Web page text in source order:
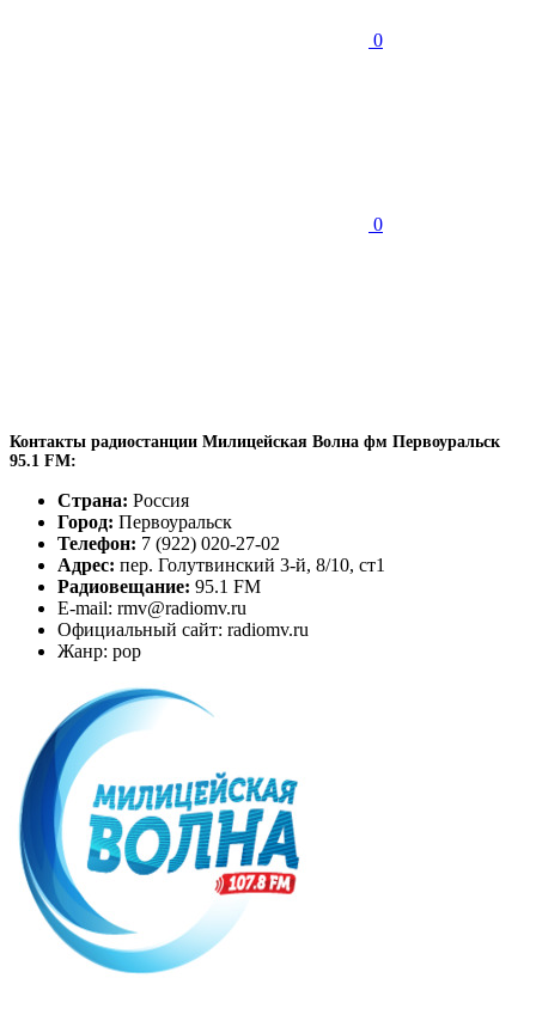
0
0
Контакты радиостанции Милицейская Волна фм Первоуральск
95.1 FM:
Страна: Россия
Город: Первоуральск
Телефон: 7 (922) 020-27-02
Адрес: пер. Голутвинский 3-й, 8/10, ст1
Радиовещание: 95.1 FM
E-mail: rmv@radiomv.ru
Официальный сайт: radiomv.ru
Жанр: pop